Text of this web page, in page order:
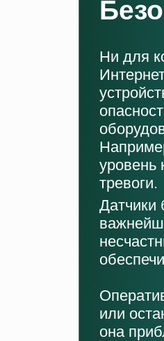
Ни для
уровень
тревоги.
Датчики
или
она